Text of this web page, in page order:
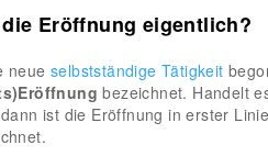
Eröffnung eigentlich?
neueselbstständige Tätigkeit
bezeichnet. Handelt
ist die Eröffnung in erster